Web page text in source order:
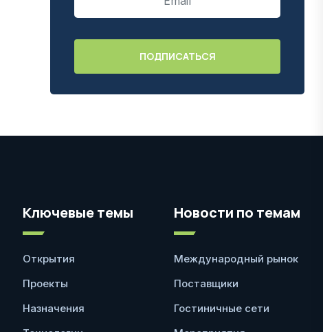
Ключевые темы
Открытия
Проекты
Назначения
Новости по темам
Международный рынок
Поставщики
Гостиничные сети